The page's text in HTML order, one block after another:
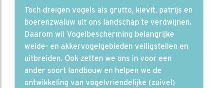
Toch dreigen vogels als grutto, kievit, patrijs en
boerenzwaluw uit ons landschap te verdwijnen.
Daarom wil Vogelbescherming belangrijke
weide- en akkervogelgebieden veiligstellen en
uitbreiden. Ook zetten we ons in voor een
ander soort landbouw en helpen we de
ontwikkeling van vogelvriendelijke (zuivel)